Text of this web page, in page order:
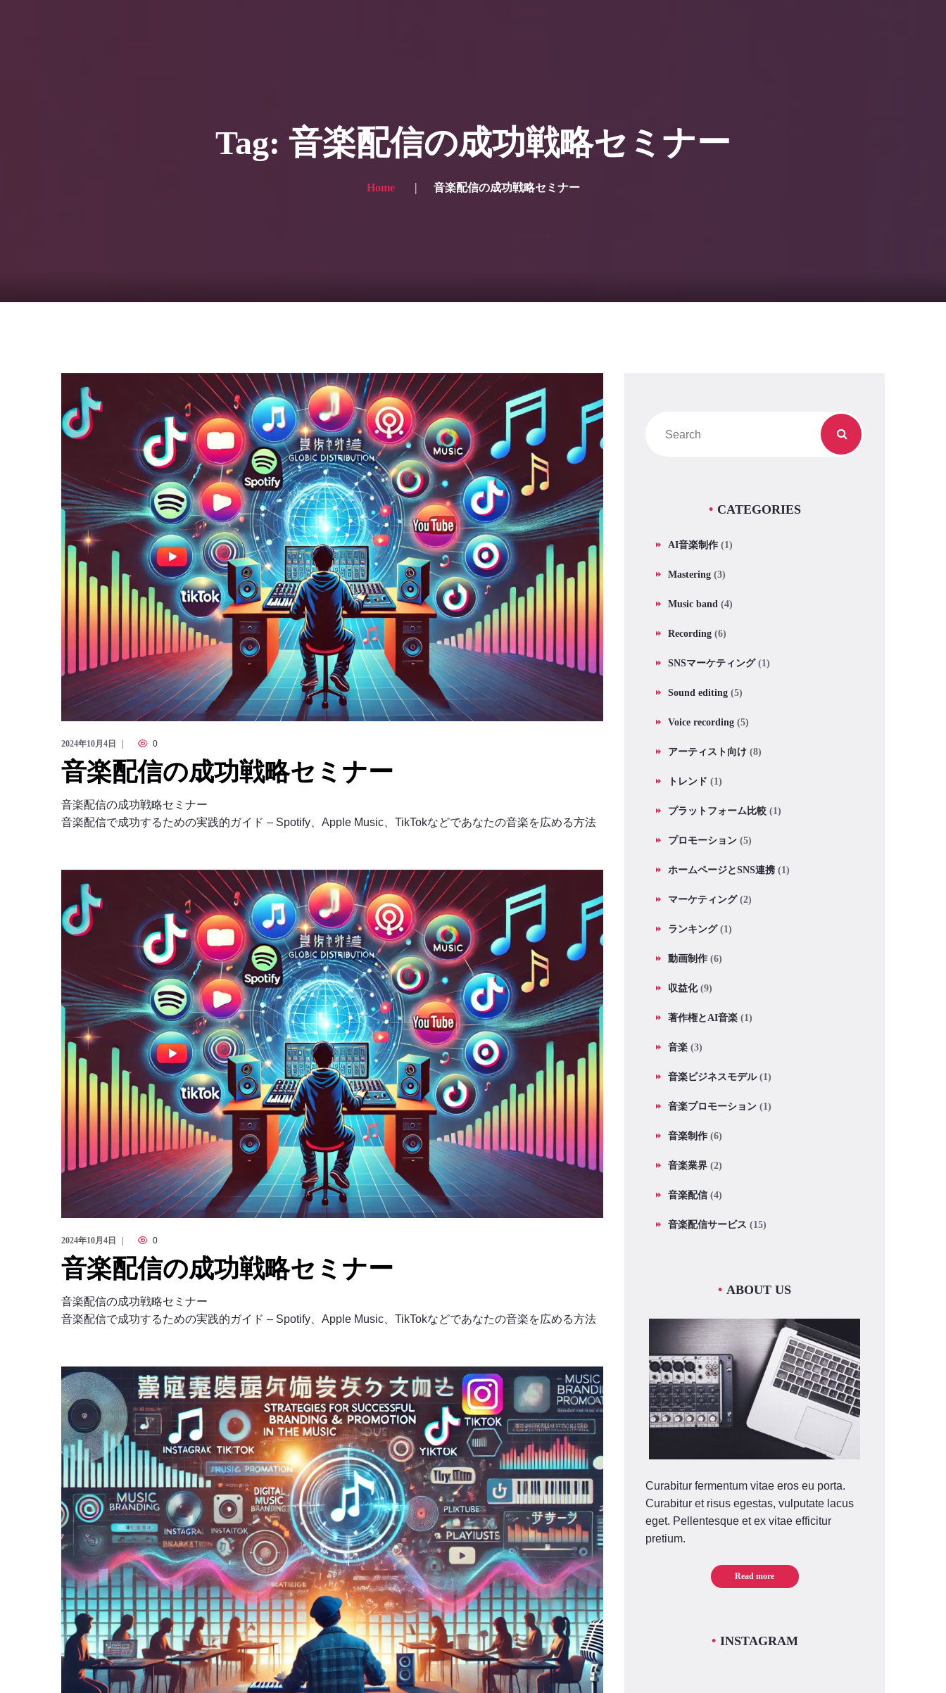
お客様の声 お問い合わせ
Tag: 音楽配信の成功戦略セミナー
Home 音楽配信の成功戦略セミナー
2024年10月4日 0
音楽配信の成功戦略セミナー
音楽配信の成功戦略セミナー
音楽配信で成功するための実践的ガイド – Spotify、Apple Music、TikTokなどであなたの音楽を広める方法
2024年10月4日 0
音楽配信の成功戦略セミナー
音楽配信の成功戦略セミナー
音楽配信で成功するための実践的ガイド – Spotify、Apple Music、TikTokなどであなたの音楽を広める方法
CATEGORIES
AI音楽制作 (1)
Mastering (3)
Music band (4)
Recording (6)
SNSマーケティング(1)
Sound editing (5)
Voice recording (5)
アーティスト向け (8)
トレンド (1)
プラットフォーム比較 (1)
プロモーション (5)
ホームページとSNS連携 (1)
マーケティング(2)
ランキング(1)
動画制作 (6)
収益化(9)
著作権とAI音楽 (1)
音楽 (3)
音楽ビジネスモデル(1)
音楽プロモーション (1)
音楽制作 (6)
音楽業界 (2)
音楽配信 (4)
音楽配信サービス (15)
ABOUT US
Curabitur fermentum vitae eros eu porta.
Curabitur et risus egestas, vulputate lacus
eget. Pellentesque et ex vitae efficitur
pretium.
Read more
INSTAGRAM